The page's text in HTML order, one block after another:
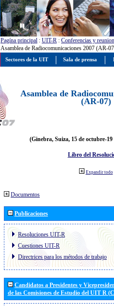
Pagína principal : UIT-R : Conferencias y
Asamblea de Radiocomunicaciones 2007 (AR-
Asamblea de
(AR-07)
(Ginebra, Suiza, 15 de octubre-19
Libro del
Expandir todo
Documentos
Publicaciones
Resoluciones UIT-R
Cuestiones UIT-R
Directrices para los métodos de trabajo
Candidatos a Presidentes y
de las Comisiones de Estudio del UIT R
Sectores de la UIT Sala de prensa